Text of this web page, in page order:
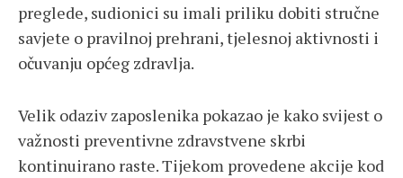
preglede, sudionici su imali priliku dobiti stručne
savjete o pravilnoj prehrani, tjelesnoj aktivnosti i
očuvanju općeg zdravlja.
Velik odaziv zaposlenika pokazao je kako svijest o
važnosti preventivne zdravstvene skrbi
kontinuirano raste. Tijekom provedene akcije kod